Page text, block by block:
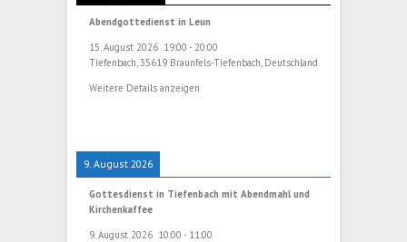
Abendgottedienst in Leun
15. August 2026 19:00 - 20:00
Tiefenbach, 35619 Braunfels-Tiefenbach, Deutschland
Weitere Details anzeigen
9. August 2026
Gottesdienst in Tiefenbach mit Abendmahl und
Kirchenkaffee
9. August 2026 10:00 - 11:00